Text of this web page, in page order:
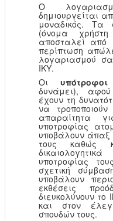
Ο
δημιουργείται
μοναδικός. Τα
(όνομα
αποσταλεί από
περίπτωση
λογαριασμού
ΙΚΥ.
Οι υπότροφοι
δυνάμει),
έχουν τη
να
απαραίτητα
υποτροφίας
υποβάλουν
τους καθώς
υποτροφίας
σχετική
υποβάλουν
εκθέσεις
διευκολύνουν το
και στον
σπουδών τους.